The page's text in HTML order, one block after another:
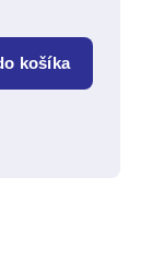
košíka